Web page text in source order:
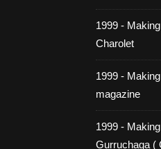
1999 -
Charolet
1999 -
magazine
1999 -
Gurruchaga (